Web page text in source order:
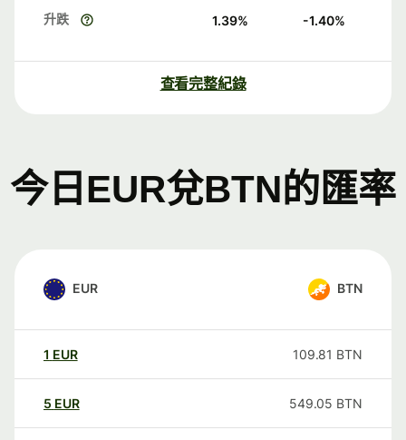
升跌 1.39% -1.40%
查看完整紀錄
今日EUR兌BTN的匯率
EUR BTN
1 EUR 109.81 BTN
5 EUR 549.05 BTN